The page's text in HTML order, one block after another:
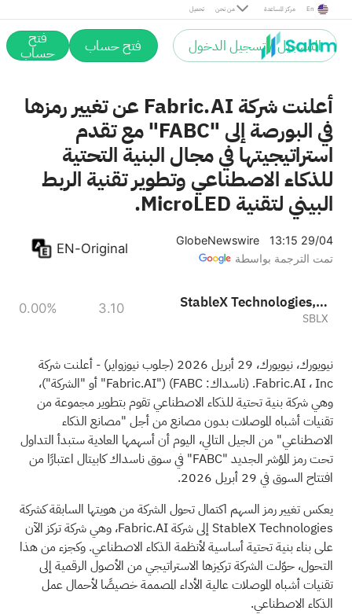
تحميل من نحن مركز المساعدة En
التسجيل / تسجيل الدخول فتح حساب فتح
حساب
أعلنت شركة Fabric.AI عن تغيير رمزها
في البورصة إلى "FABC" مع تقدم
استراتيجيتها في مجال البنية التحتية
للذكاء الاصطناعي وتطوير تقنية الربط
البيني لتقنية MicroLED.
GlobeNewswire
13:15 29/04
تمت الترجمة بواسطة
EN-Original
StableX Technologies, Inc.
SBLX
3.10
0.00%
نيويورك، نيويورك، 29 أبريل 2026 (جلوب نيوزواير) - أعلنت شركة
Fabric.AI
، Inc. (ناسداك: FABC) ("Fabric.AI" أو "الشركة")،
وهي شركة بنية تحتية للذكاء الاصطناعي تقوم بتطوير مجموعة من
تقنيات أشباه الموصلات بدون مصانع من أجل "مصانع الذكاء
الاصطناعي" من الجيل التالي، اليوم أن أسهمها العادية ستبدأ التداول
تحت رمز المؤشر الجديد "FABC" في سوق ناسداك كابيتال اعتبارًا من
افتتاح السوق في 29 أبريل 2026.
يعكس تغيير رمز السهم اكتمال تحول الشركة من هويتها السابقة كشركة
StableX Technologies إلى شركة Fabric.AI، وهي شركة تركز الآن
على بناء بنية تحتية أساسية لأنظمة الذكاء الاصطناعي. وكجزء من هذا
التحول، حوّلت الشركة تركيزها الاستراتيجي من الأصول الرقمية إلى
تقنيات أشباه الموصلات عالية الأداء المصممة خصيصًا لأحمال عمل
الذكاء الاصطناعي.